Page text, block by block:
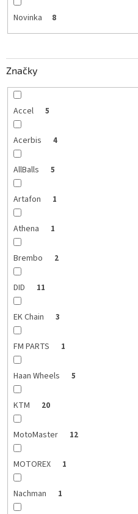
Novinka 8
Značky
Accel 5
Acerbis 4
AllBalls 5
Artafon 1
Athena 1
Brembo 2
DID 11
EK Chain 3
FM PARTS 1
Haan Wheels 5
KTM 20
MotoMaster 12
MOTOREX 1
Nachman 1